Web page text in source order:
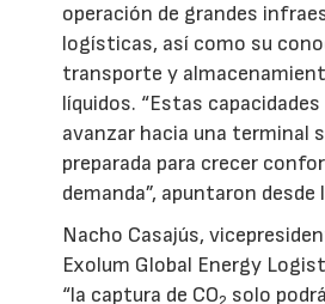
operación de grandes
logísticas, así como su
transporte y
líquidos. “Estas
avanzar hacia una terminal
preparada para crecer
demanda”, apuntaron desde
Nacho Casajús,
Exolum Global Energy
“la captura de CO
solo